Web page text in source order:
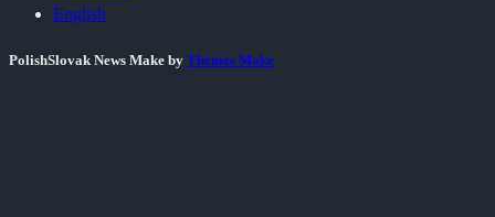
English
PolishSlovak News Make by Themes Make